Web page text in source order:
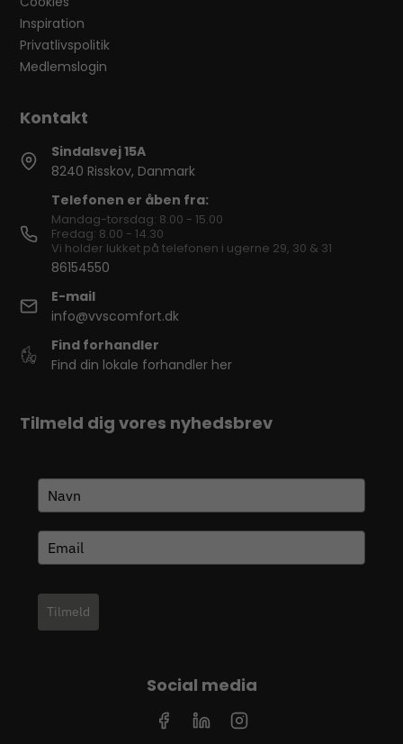
Inspiration
Privatlivspolitik
Medlemslogin
Sindalsvej 15A
8240 Risskov, Danmark
Telefonen er åben fra:
Mandag-torsdag: 8.00 - 15.00
Fredag: 8.00 - 14.30
Vi holder lukket på telefonen i ugerne 29, 30 & 31
86154550
E-mail
info@vvscomfort.dk
Find forhandler
Find din lokale forhandler her
Tilmeld dig vores nyhedsbrev
Tilmeld
Social media